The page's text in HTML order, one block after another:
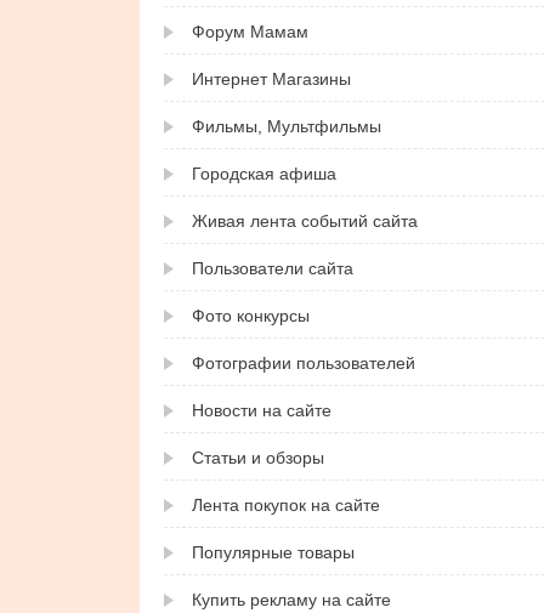
Форум Мамам
Интернет Магазины
Фильмы, Мультфильмы
Городская афиша
Живая лента событий сайта
Пользователи сайта
Фото конкурсы
Фотографии пользователей
Новости на сайте
Статьи и обзоры
Лента покупок на сайте
Популярные товары
Купить рекламу на сайте